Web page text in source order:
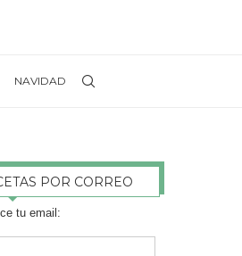
NAVIDAD
POR CORREO
tu email: